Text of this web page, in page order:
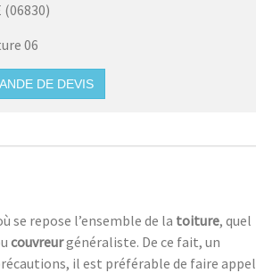
(06830)
06
DE DEVIS
se repose l’ensemble de la toiture, quel
couvreurgénéraliste. De ce fait, un
il est préférable de faire appel